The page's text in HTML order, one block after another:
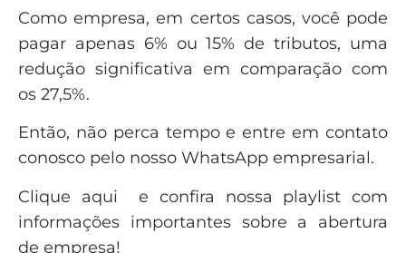
Como empresa, em certos casos, você pode
pagar apenas 6% ou 15% de tributos, uma
redução significativa em comparação com
os 27,5%.
Então, não perca tempo e entre em contato
conosco pelo nosso WhatsApp empresarial.
Clique aqui e confira nossa playlist com
informações importantes sobre a abertura
de empresa!